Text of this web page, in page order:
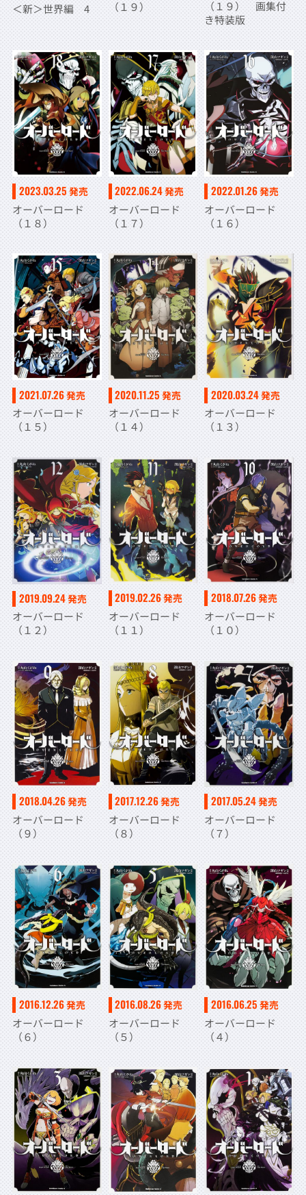
＜新＞世界編 4
（１９）
（１９） 画集付
き特装版
2023.03.25 発売
オーバーロード
（１８）
2022.06.24発売
オーバーロード
（１７）
2022.01.26発売
オーバーロード
（１６）
2021.07.26発売
オーバーロード
（１５）
2020.11.25 発売
オーバーロード
（１４）
2020.03.24発売
オーバーロード
（１３）
2019.09.24発売
オーバーロード
（１２）
2019.02.26発売
オーバーロード
（１１）
2018.07.26発売
オーバーロード
（１０）
2018.04.26発売
オーバーロード
（９）
2017.12.26発売
オーバーロード
（８）
2017.05.24発売
オーバーロード
（７）
2016.12.26発売
オーバーロード
（６）
2016.08.26発売
オーバーロード
（５）
2016.06.25 発売
オーバーロード
（４）